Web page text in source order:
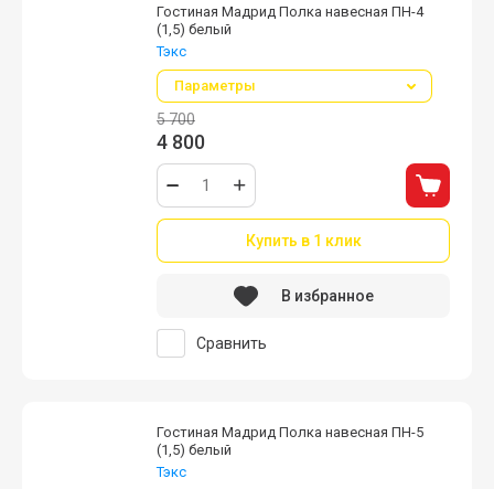
Гостиная Мадрид Полка навесная ПН-4
(1,5) белый
Тэкс
Параметры
5 700
4 800
Купить в 1 клик
Сравнить
В избранное
Гостиная Мадрид Полка навесная ПН-5
(1,5) белый
Тэкс